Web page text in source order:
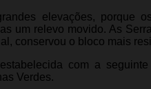
elevações, porque
um relevo movido. As
conservou o bloco mais
com a
Verdes.